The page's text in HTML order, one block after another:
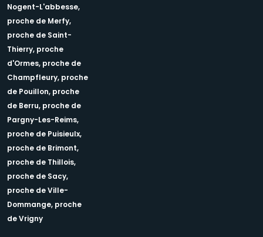
Nogent-L'abbesse,
proche de Merfy,
proche de Saint-
Thierry, proche
d'Ormes, proche de
Champfleury, proche
de Pouillon, proche
de Berru, proche de
Pargny-Les-Reims,
proche de Puisieulx,
proche de Brimont,
proche de Thillois,
proche de Sacy,
proche de Ville-
Dommange, proche
de Vrigny